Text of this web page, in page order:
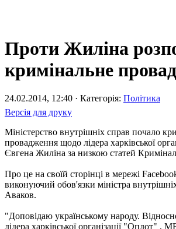
Проти Жиліна
кримінальне
24.02.2014, 12:40 · Категорія: Політика
Версія для друку
Міністерство внутрішніх справ почало
провадження щодо лідера харківської
Євгена Жиліна за низкою статей
Про це на своїй сторінці в мережі
виконуючий обов'язки міністра
Аваков.
"Доповідаю українському народу.
лідера харківської організації "Оплот"